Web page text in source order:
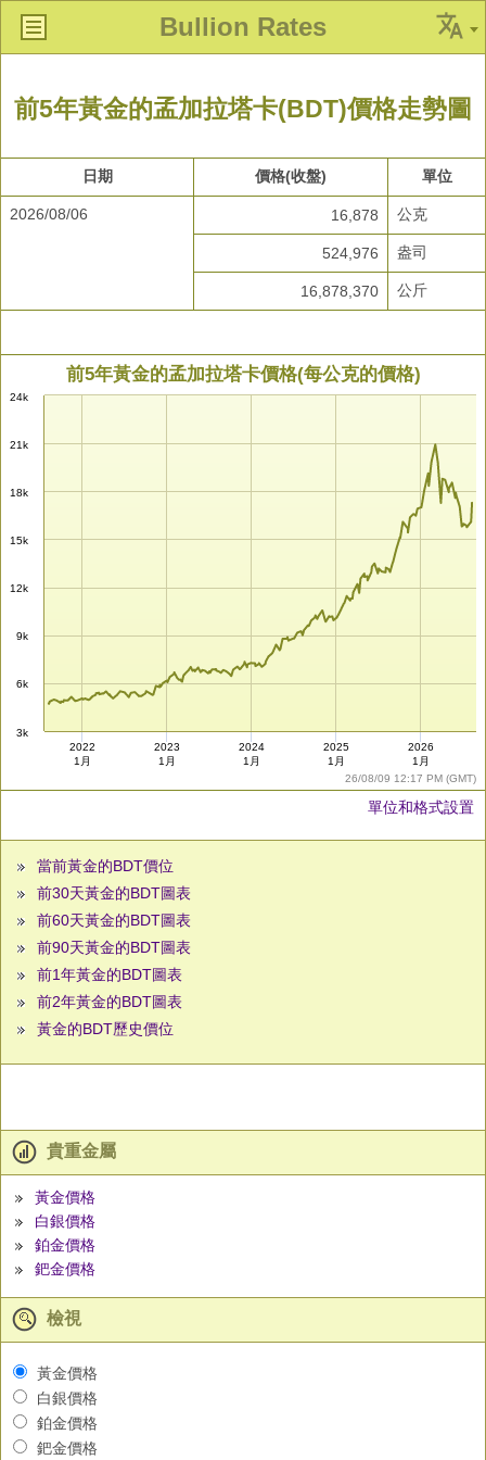
Bullion Rates
前5年黃金的孟加拉塔卡(BDT)價格走勢圖
日期 價格(收盤) 單位
2026/08/06 16,878 公克
524,976 盎司
16,878,370 公斤
26/08/09 12:17 PM (GMT)
前5年黃金的孟加拉塔卡價格(每公克的價格)
3k
6k
9k
12k
15k
18k
21k
24k
2022
1月
2023
1月
2024
1月
2025
1月
2026
1月
單位和格式設置
當前黃金的BDT價位
前30天黃金的BDT圖表
前60天黃金的BDT圖表
前90天黃金的BDT圖表
前1年黃金的BDT圖表
前2年黃金的BDT圖表
黃金的BDT歷史價位
貴重金屬
黃金價格
白銀價格
鉑金價格
鈀金價格
檢視
黃金價格
白銀價格
鉑金價格
鈀金價格